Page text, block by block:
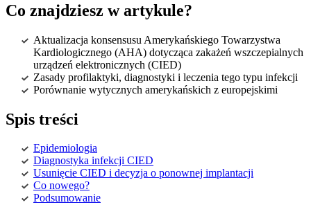
Co znajdziesz w artykule?
Aktualizacja konsensusu Amerykańskiego Towarzystwa
Kardiologicznego (AHA) dotycząca zakażeń wszczepialnych
urządzeń elektronicznych (CIED)
Zasady profilaktyki, diagnostyki i leczenia tego typu infekcji
Porównanie wytycznych amerykańskich z europejskimi
Spis treści
Epidemiologia
Diagnostyka infekcji CIED
Usunięcie CIED i decyzja o ponownej implantacji
Co nowego?
Podsumowanie